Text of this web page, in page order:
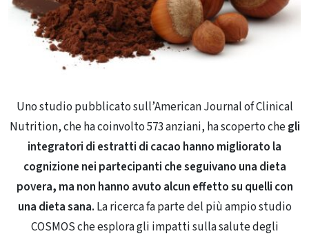
Uno studio pubblicato sull’American Journal of Clinical
Nutrition, che ha coinvolto 573 anziani, ha scoperto chegli
integratori di estratti di cacao hanno migliorato la
cognizione nei partecipanti che seguivano una dieta
povera, ma non hanno avuto alcun effetto su quelli con
una dieta sana. La ricerca fa parte del più ampio studio
COSMOS che esplora gli impatti sulla salute degli